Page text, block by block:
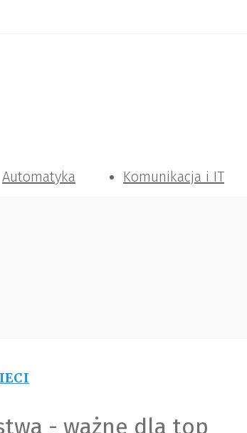
Automatyka Komunikacja i IT
- ważne dla top